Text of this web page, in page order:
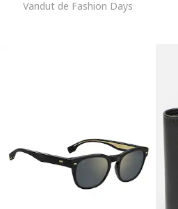
Vandut de Fashion Days